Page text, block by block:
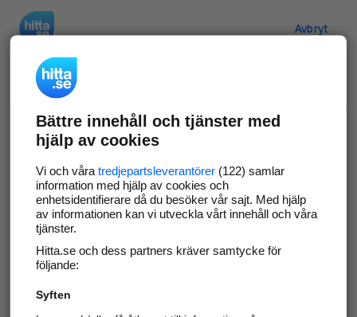
Avbryt
Verifiera ditt företag
Gör som 69 574företag
företagssida på hitta.se och syns bättre mot
kunder i ditt närområde. Helt kostnadsfritt.
Uppdatera din företagsinformation
Svara på och hantera dina omdömen
Bättre innehåll och tjänster med
hjälp av cookies
Vi och våra tredjepartsleverantörer(122) samlar
information med hjälp av cookies och
enhetsidentifierare då du besöker vår sajt. Med hjälp
av informationen kan vi utveckla vårt innehåll och våra
tjänster.
Hitta.se och dess partners kräver samtycke för
följande:
Syften